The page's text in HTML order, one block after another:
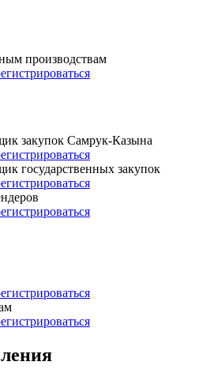
производствам
закупок Самрук-Казына
государственных закупок